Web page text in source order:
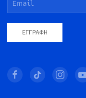
ΕΓΓΡΑΦΉ